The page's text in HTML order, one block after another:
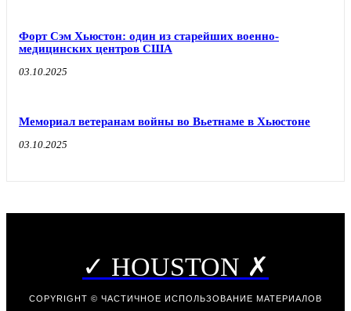
Форт Сэм Хьюстон: один из старейших военно-
медицинских центров США
03.10.2025
Мемориал ветеранам войны во Вьетнаме в Хьюстоне
03.10.2025
✓ HOUSTON ✗
COPYRIGHT © ЧАСТИЧНОЕ ИСПОЛЬЗОВАНИЕ МАТЕРИАЛОВ